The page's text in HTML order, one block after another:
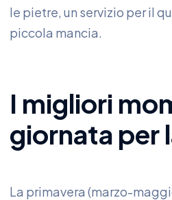
le pietre, un servizio per il
piccola mancia.
I migliori
giornata per
La primavera (marzo-